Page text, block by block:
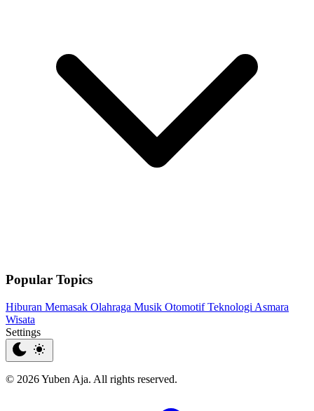
Popular Topics
Hiburan Memasak Olahraga Musik OtomotifTeknologi Asmara
Wisata
Settings
© 2026 Yuben Aja. All rights reserved.